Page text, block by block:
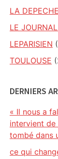
LA
LE
LEPARISIEN
TOULOUSE
DERNIERS
« Il nous a
intervient
tombé dans
ce qui